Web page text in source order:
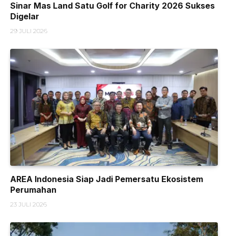
Sinar Mas Land Satu Golf for Charity 2026 Sukses
Digelar
29 JULI 2026
AREA Indonesia Siap Jadi Pemersatu Ekosistem
Perumahan
23 JULI 2026